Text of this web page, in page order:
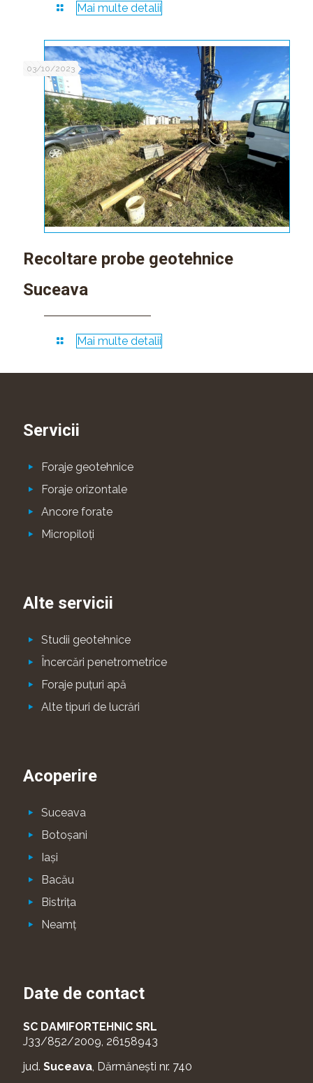
Mai multe detalii
03/10/2023
Recoltare probe geotehnice
Suceava
Mai multe detalii
Servicii
Foraje geotehnice
Foraje orizontale
Ancore forate
Micropiloţi
Alte servicii
Studii geotehnice
Încercări penetrometrice
Foraje puţuri apă
Alte tipuri de lucrări
Acoperire
Suceava
Botoşani
Iaşi
Bacău
Bistriţa
Neamţ
Date de contact
SC DAMIFORTEHNIC SRL
J33/852/2009, 26158943
jud. Suceava, Dărmănești nr. 740